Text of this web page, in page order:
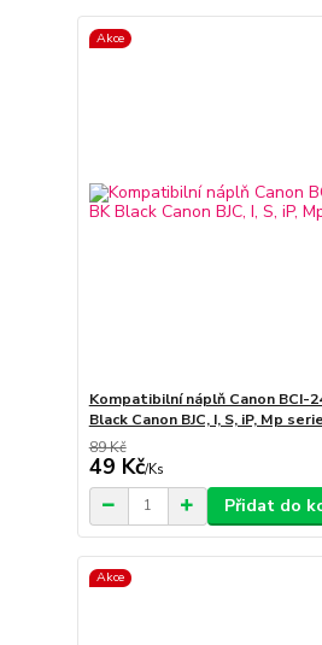
Akce
Kompatibilní náplň Canon BCI-
Black Canon BJC, I, S, iP, Mp serie
89 Kč
49 Kč/Ks
Přidat do
Akce